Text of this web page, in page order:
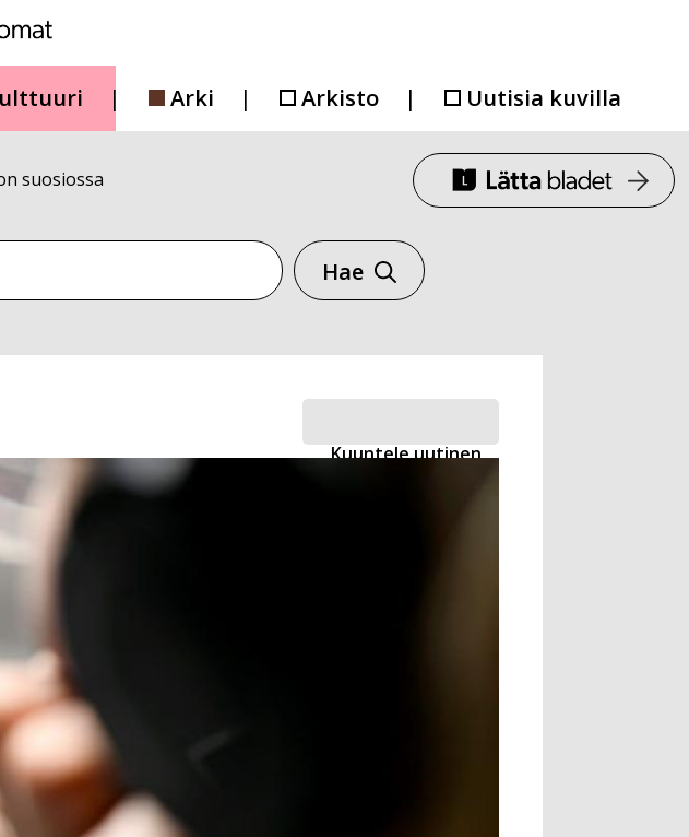
Arki Arkisto Uutisia kuvilla
suosiossa
Hae
Kuuntele uutinen